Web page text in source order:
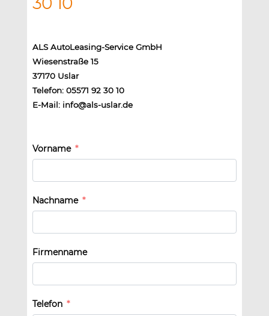
ALS AutoLeasing-Service GmbH
Wiesenstraße 15
37170 Uslar
Telefon: 05571 92 30 10
E-Mail: info@als-uslar.de
Vorname
Nachname
Firmenname
Telefon